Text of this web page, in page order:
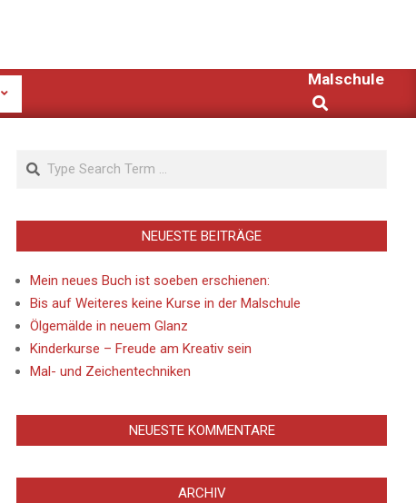
Malschule
Search
Search
NEUESTE BEITRÄGE
Mein neues Buch ist soeben erschienen:
Bis auf Weiteres keine Kurse in der Malschule
Ölgemälde in neuem Glanz
Kinderkurse – Freude am Kreativ sein
Mal- und Zeichentechniken
NEUESTE KOMMENTARE
ARCHIV